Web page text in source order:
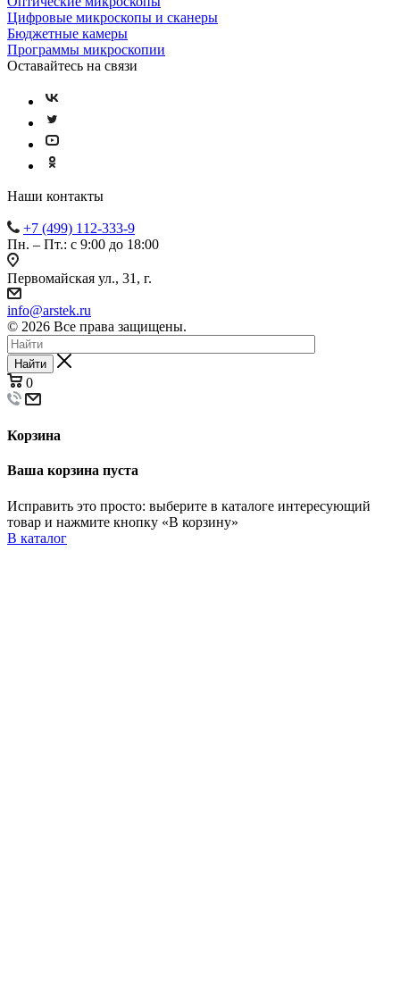
Цифровые микроскопы и сканеры
Бюджетные камеры
Программы микроскопии
Оставайтесь на связи
Наши контакты
+7 (499) 112-333-9
Пн. – Пт.: с 9:00 до 18:00
Первомайская ул., 31, г.
info@arstek.ru
© 2026 Все права защищены.
Найти
0
Корзина
Ваша корзина пуста
Исправить это просто: выберите в каталоге интересующий
товар и нажмите кнопку «В корзину»
В каталог